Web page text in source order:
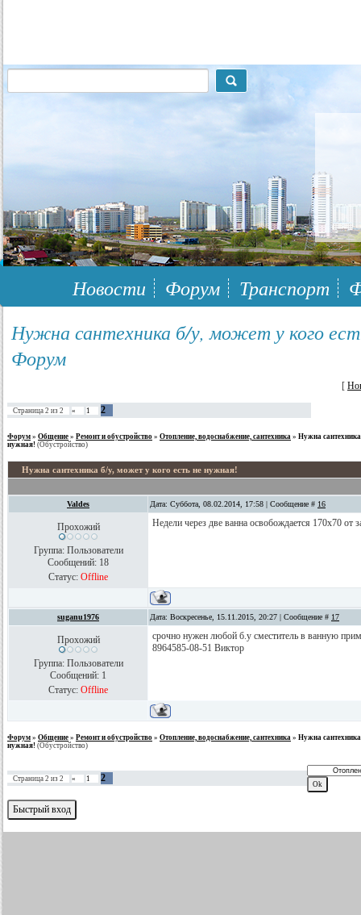
117148, г.Москва, ЮЗАО, муниципальный район Южное Бутово
Новости Форум Транспорт
Нужна сантехника б/у, может у кого
Форум
[
Страница 2 из 2 « 1 2
Форум » Общение » Ремонт и обустройство » Отопление, водоснабжение, сантехника » Нужна сантехника
нужная! (Обустройство)
Нужна сантехника б/у, может у кого есть не нужная!
Valdes Дата: Суббота, 08.02.2014, 17:58 | Сообщение # 16
Прохожий
Группа: Пользователи
Сообщений: 18
Статус: Offline
Недели через две ванна освобождается 170х70 от
suganu1976 Дата: Воскресенье, 15.11.2015, 20:27 | Сообщение # 17
Прохожий
Группа: Пользователи
Сообщений: 1
Статус: Offline
срочно нужен любой б.у сместитель в ванную
8964585-08-51 Виктор
Форум » Общение » Ремонт и обустройство » Отопление, водоснабжение, сантехника » Нужна сантехника
нужная! (Обустройство)
Страница 2 из 2 « 1 2